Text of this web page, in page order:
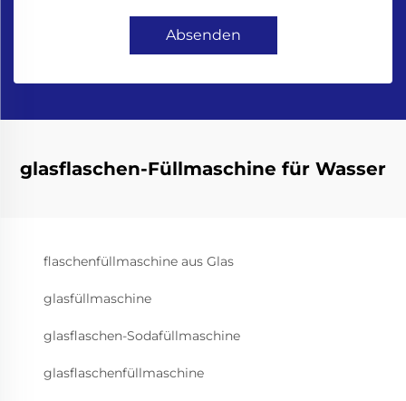
Absenden
glasflaschen-Füllmaschine für Wasser
flaschenfüllmaschine aus Glas
glasfüllmaschine
glasflaschen-Sodafüllmaschine
glasflaschenfüllmaschine